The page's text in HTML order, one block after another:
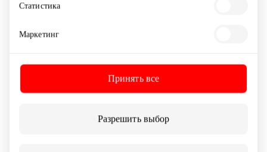
Статистика
Маркетинг
Принять все
Разрешить выбор
радости.
#AkropolisДружелюбныйКЖивотным
#AkropolisDraugiškasGyvūnams 🐕🐾